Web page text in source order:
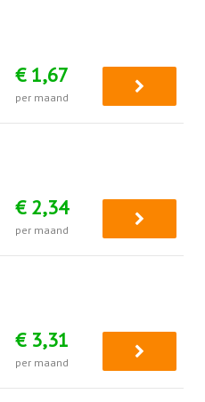
€ 1,67
per maand
€ 2,34
per maand
€ 3,31
per maand